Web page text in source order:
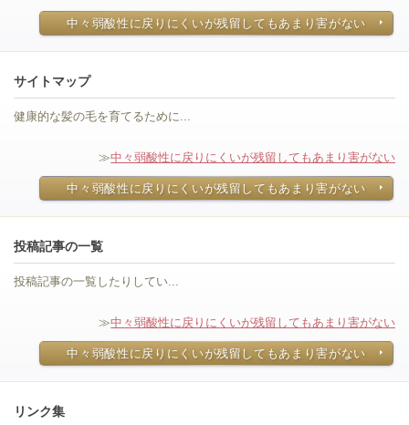
中々弱酸性に戻りにくいが残留してもあまり害がない
サイトマップ
健康的な髪の毛を育てるために...
≫中々弱酸性に戻りにくいが残留してもあまり害がない
中々弱酸性に戻りにくいが残留してもあまり害がない
投稿記事の一覧
投稿記事の一覧したりしてい...
≫中々弱酸性に戻りにくいが残留してもあまり害がない
中々弱酸性に戻りにくいが残留してもあまり害がない
リンク集